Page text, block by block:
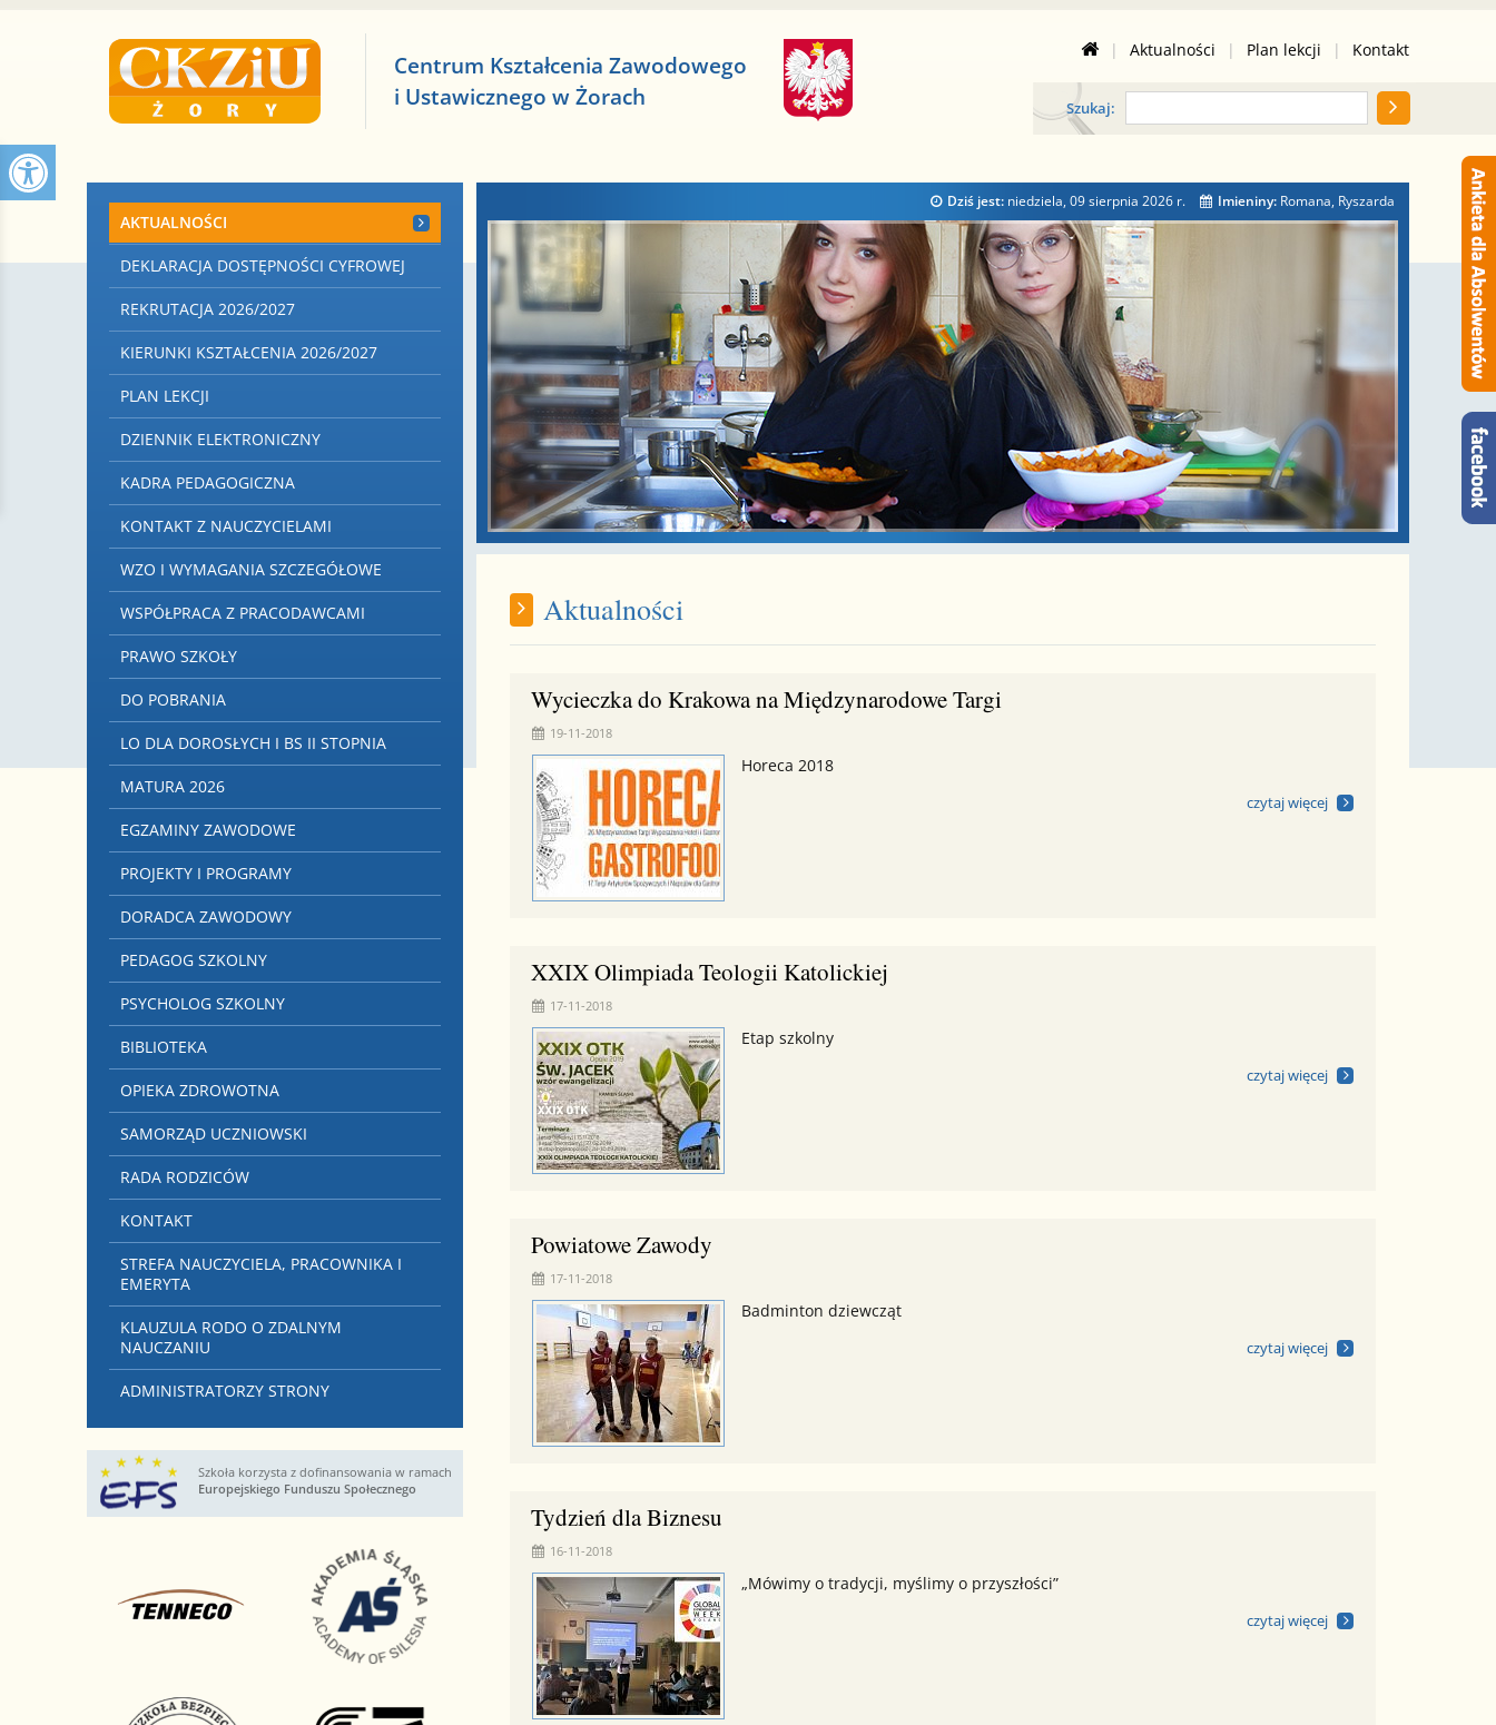
Centrum Kształcenia Zawodowego
i Ustawicznego w Żorach
| Aktualności | Plan lekcji | Kontakt
Szukaj:
AKTUALNOŚCI
DEKLARACJA DOSTĘPNOŚCI CYFROWEJ
REKRUTACJA 2026/2027
KIERUNKI KSZTAŁCENIA 2026/2027
PLAN LEKCJI
DZIENNIK ELEKTRONICZNY
KADRA PEDAGOGICZNA
KONTAKT Z NAUCZYCIELAMI
WZO I WYMAGANIA SZCZEGÓŁOWE
WSPÓŁPRACA Z PRACODAWCAMI
PRAWO SZKOŁY
DO POBRANIA
LO DLA DOROSŁYCH I BS II STOPNIA
MATURA 2026
EGZAMINY ZAWODOWE
PROJEKTY I PROGRAMY
DORADCA ZAWODOWY
PEDAGOG SZKOLNY
PSYCHOLOG SZKOLNY
BIBLIOTEKA
OPIEKA ZDROWOTNA
SAMORZĄD UCZNIOWSKI
RADA RODZICÓW
KONTAKT
STREFA NAUCZYCIELA, PRACOWNIKA I
EMERYTA
KLAUZULA RODO O ZDALNYM
NAUCZANIU
ADMINISTRATORZY STRONY
Szkoła korzysta z dofinansowania w ramach
Europejskiego Funduszu Społecznego
Dziś jest: niedziela, 09 sierpnia 2026 r. Imieniny: Romana, Ryszarda
Aktualności
Wycieczka do Krakowa na Międzynarodowe Targi
19-11-2018
Horeca 2018
czytaj więcej
XXIX Olimpiada Teologii Katolickiej
17-11-2018
Etap szkolny
czytaj więcej
Powiatowe Zawody
17-11-2018
Badminton dziewcząt
czytaj więcej
Tydzień dla Biznesu
16-11-2018
„Mówimy o tradycji, myślimy o przyszłości”
czytaj więcej